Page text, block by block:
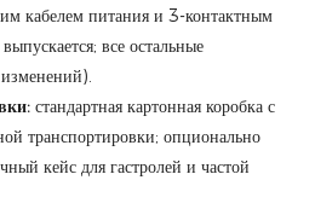
кабелем питания и 3-контактным
все остальные
стандартная картонная коробка с
транспортировки; опционально
кейс для гастролей и частой